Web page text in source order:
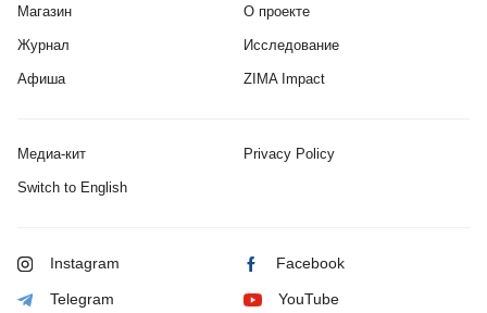
Магазин
Журнал
Афиша
О проекте
Исследование
ZIMA Impact
Медиа-кит Privacy Policy
Switch to English
Instagram Facebook
Telegram YouTube